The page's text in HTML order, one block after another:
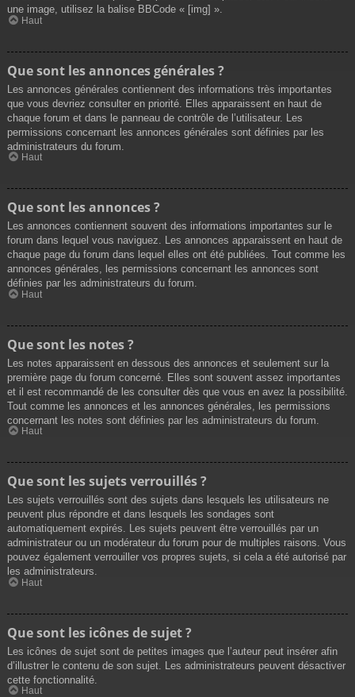
une image, utilisez la balise BBCode « [img] ».
Haut
Que sont les annonces générales ?
Les annonces générales contiennent des informations très importantes
que vous devriez consulter en priorité. Elles apparaissent en haut de
chaque forum et dans le panneau de contrôle de l’utilisateur. Les
permissions concernant les annonces générales sont définies par les
administrateurs du forum.
Haut
Que sont les annonces ?
Les annonces contiennent souvent des informations importantes sur le
forum dans lequel vous naviguez. Les annonces apparaissent en haut de
chaque page du forum dans lequel elles ont été publiées. Tout comme les
annonces générales, les permissions concernant les annonces sont
définies par les administrateurs du forum.
Haut
Que sont les notes ?
Les notes apparaissent en dessous des annonces et seulement sur la
première page du forum concerné. Elles sont souvent assez importantes
et il est recommandé de les consulter dès que vous en avez la possibilité.
Tout comme les annonces et les annonces générales, les permissions
concernant les notes sont définies par les administrateurs du forum.
Haut
Que sont les sujets verrouillés ?
Les sujets verrouillés sont des sujets dans lesquels les utilisateurs ne
peuvent plus répondre et dans lesquels les sondages sont
automatiquement expirés. Les sujets peuvent être verrouillés par un
administrateur ou un modérateur du forum pour de multiples raisons. Vous
pouvez également verrouiller vos propres sujets, si cela a été autorisé par
les administrateurs.
Haut
Que sont les icônes de sujet ?
Les icônes de sujet sont de petites images que l’auteur peut insérer afin
d’illustrer le contenu de son sujet. Les administrateurs peuvent désactiver
cette fonctionnalité.
Haut